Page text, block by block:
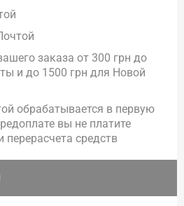
заказа от 300 грн до
и до 1500 грн для Новой
обрабатывается в первую
вы не платите
перерасчета средств